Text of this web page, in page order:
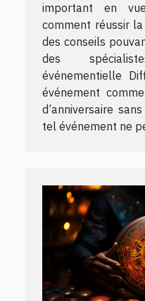
important en
comment réussir
des conseils
des
événementielle
événement
d’anniversaire
tel événement ne